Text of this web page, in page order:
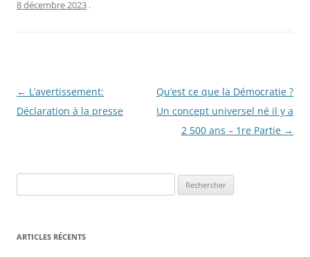
8 décembre 2023 .
Navigation
des
← L’avertissement:
Déclaration à la presse
Qu’est ce que la Démocratie ?
Un concept universel né il y a
2 500 ans – 1re Partie →
e
h
ARTICLES RÉCENTS